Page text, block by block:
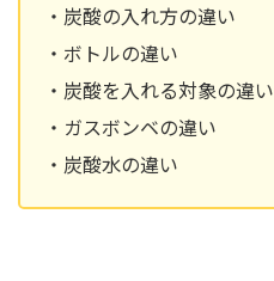
・炭酸の入れ方の違い
・ボトルの違い
・炭酸を入れる対象の違い
・ガスボンベの違い
・炭酸水の違い